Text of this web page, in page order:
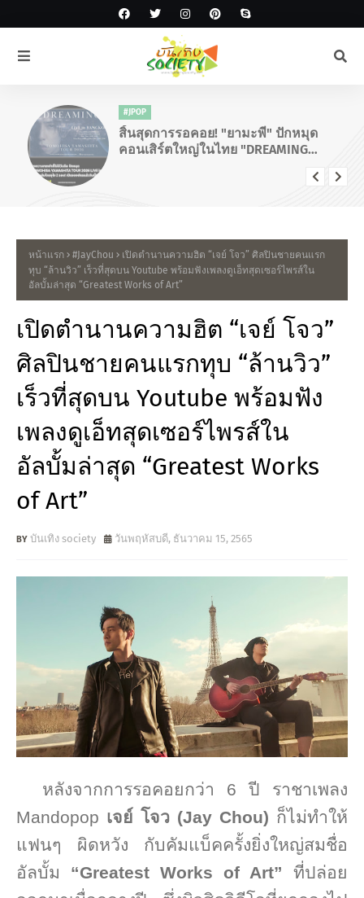
#JPOP
สิ้นสุดการรอคอย! "ยามะพี" ปักหมุด
คอนเสิร์ตใหญ่ในไทย "DREAMING
หน้าแรก #JayChou
เปิดตำนานความฮิต “เจย์ โจว” ศิลปินชายคนแรก
ทุบ “ล้านวิว” เร็วที่สุดบน Youtube พร้อมฟังเพลงดูเอ็ทสุดเซอร์ไพรส์ใน
อัลบั้มล่าสุด “Greatest Works of Art”
เปิดตำนานความฮิต “เจย์ โจว”
ศิลปินชายคนแรกทุบ “ล้านวิว”
เร็วที่สุดบน Youtube พร้อมฟัง
เพลงดูเอ็ทสุดเซอร์ไพรส์ใน
อัลบั้มล่าสุด “Greatest Works
of Art”
บันเทิง society วันพฤหัสบดี, ธันวาคม 15, 2565
หลังจากการรอคอยกว่า 6ปี ราชาเพลง
Mandopop เจย์ โจว (Jay Chou) ก็ไม่ทำให้
แฟนๆ ผิดหวัง กับคัมแบ็คครั้งยิ่งใหญ่สมชื่อ
อัลบั้ม “Greatest Works of Art” ที่ปล่อย